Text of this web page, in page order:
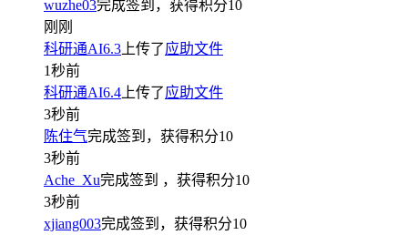
wuzhe03完成签到，获得积分10
刚刚
科研通AI6.3 上传了应助文件
1秒前
科研通AI6.4 上传了应助文件
3秒前
陈住气完成签到，获得积分10
3秒前
Ache_Xu完成签到 ，获得积分10
3秒前
xjiang003完成签到，获得积分10